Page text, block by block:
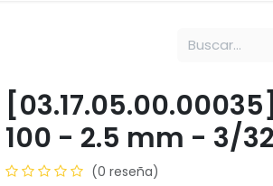
100 - 2.5 mm - 3/
(0 reseña)